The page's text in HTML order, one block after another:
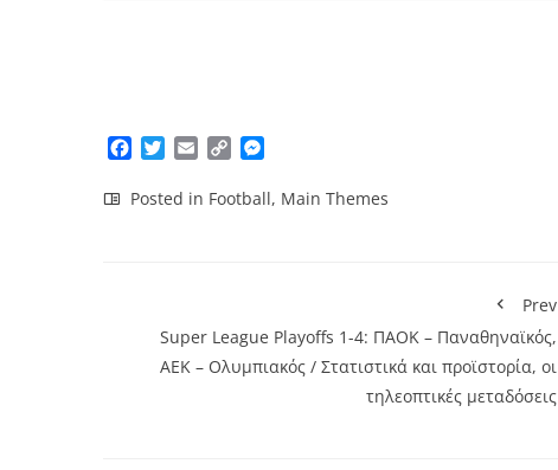
Facebook
TwitterEmailCopy
Posted in Football, Main Themes
Prev
Super League Playoffs 1-4: ΠΑΟΚ – Παναθηναϊκός,
ΑΕΚ – Ολυμπιακός / Στατιστικά και προϊστορία, οι
τηλεοπτικές μεταδόσεις